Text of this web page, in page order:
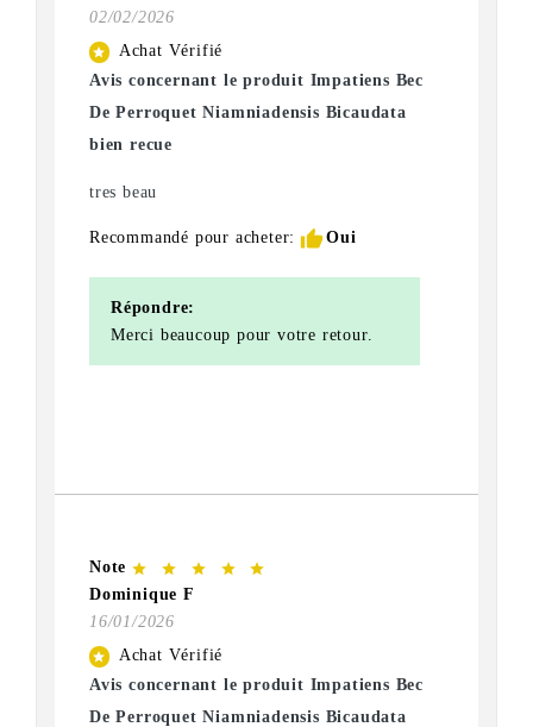
02/02/2026
star
Achat Vérifié
Avis concernant le produit Impatiens Bec
De Perroquet Niamniadensis Bicaudata
bien recue
tres beau
Recommandé pour acheter: thumb_upOui
Répondre:
Merci beaucoup pour votre retour.
Note star star star star star
Dominique F
16/01/2026
star
Achat Vérifié
Avis concernant le produit Impatiens Bec
De Perroquet Niamniadensis Bicaudata